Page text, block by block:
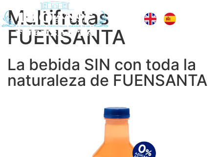
Multifrutas
FUENSANTA
La bebida SIN con toda la
naturaleza de FUENSANTA